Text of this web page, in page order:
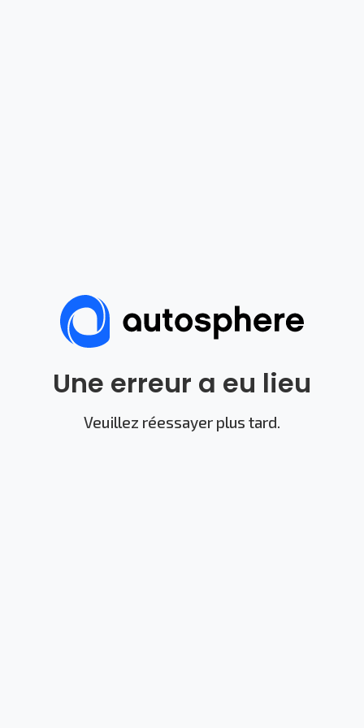
Une erreur a eu lieu
Veuillez réessayer plus tard.